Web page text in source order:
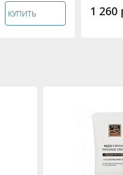
КУПИТЬ 1 260